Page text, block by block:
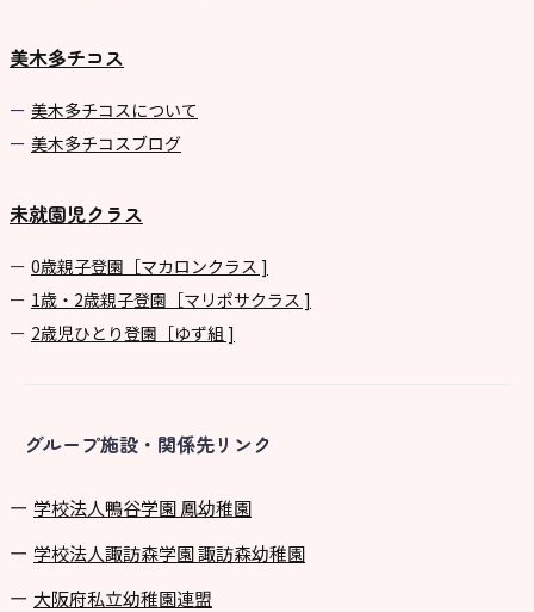
美木多チコス
美⽊多チコスについて
美⽊多チコスブログ
未就園児クラス
0歳親子登園［マカロンクラス ]
1歳・2歳親子登園［マリポサクラス ]
2歳児ひとり登園［ゆず組 ]
グループ施設・関係先リンク
学校法⼈鴨⾕学園 鳳幼稚園
学校法⼈諏訪森学園 諏訪森幼稚園
⼤阪府私⽴幼稚園連盟